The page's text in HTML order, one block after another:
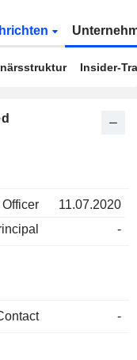
Insider-
11.07.2020
-
-